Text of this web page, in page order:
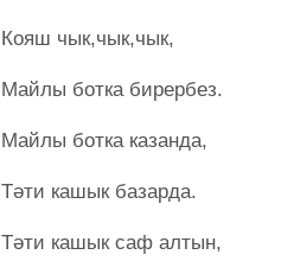
Кояш чык,чык,чык,
Майлы ботка бирербез.
Майлы ботка казанда,
Тәти кашык базарда.
Тәти кашык саф алтын,